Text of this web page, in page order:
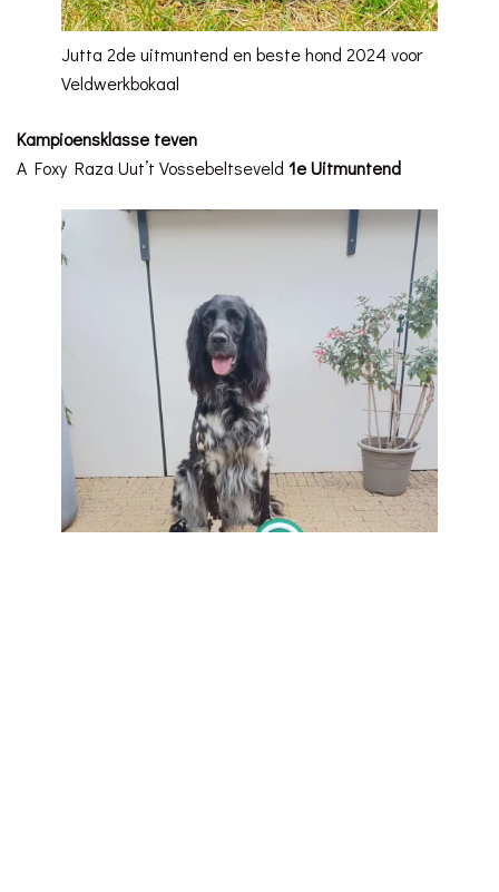
Jutta 2de uitmuntend en beste hond 2024 voor
Veldwerkbokaal
Kampioensklasse teven
A Foxy Raza Uut’t Vossebeltseveld 1e Uitmuntend